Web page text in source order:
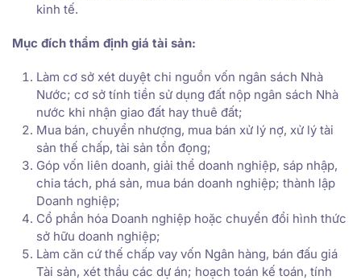
kinh tế.
Mục đích thẩm định giá tài sản:
Làm cơ sở xét duyệt chi nguồn vốn ngân sách Nhà
Nước; cơ sở tính tiền sử dụng đất nộp ngân sách Nhà
nước khi nhận giao đất hay thuê đất;
Mua bán, chuyển nhượng, mua bán xử lý nợ, xử lý tài
sản thế chấp, tài sản tồn đọng;
Góp vốn liên doanh, giải thể doanh nghiệp, sáp nhập,
chia tách, phá sản, mua bán doanh nghiệp; thành lập
Doanh nghiệp;
Cổ phần hóa Doanh nghiệp hoặc chuyển đổi hình thức
sở hữu doanh nghiệp;
Làm căn cứ thế chấp vay vốn Ngân hàng, bán đấu giá
Tài sản, xét thầu các dự án; hoạch toán kế toán, tính